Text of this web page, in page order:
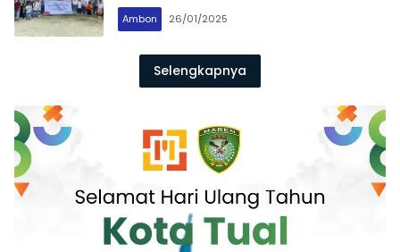
Ambon 26/01/2025
Selengkapnya